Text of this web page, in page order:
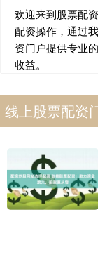
欢迎来到股票配
配资操作，通过
资门户提供专业
收益。
线上股票配资